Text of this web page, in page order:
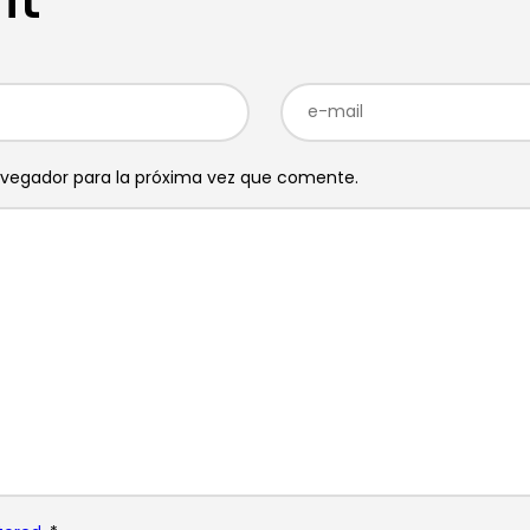
para la próxima vez que comente.